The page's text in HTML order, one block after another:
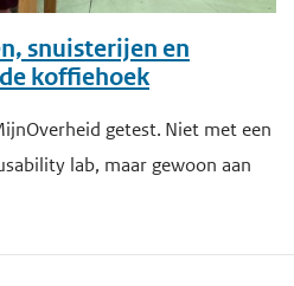
snuisterijen en
koffiehoek
getest. Niet met een
lab, maar gewoon aan